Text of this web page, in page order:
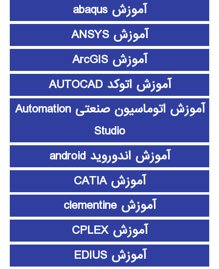
آموزش abaqus
آموزش ANSYS
آموزش ArcGIS
آموزش اتوکد AUTOCAD
آموزش اتوماسیون صنعتی Automation
Studio
آموزش اندوروید android
آموزش CATIA
آموزش clementine
آموزش CPLEX
آموزش EDIUS